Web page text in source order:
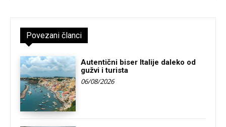
Povezani članci
Autentični biser Italije daleko od
gužvi i turista
06/08/2026